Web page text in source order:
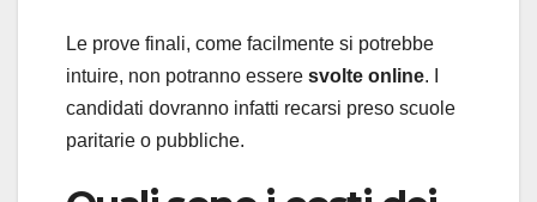
Le prove finali, come facilmente si potrebbe
intuire, non potranno essere svolte online. I
candidati dovranno infatti recarsi preso scuole
paritarie o pubbliche.